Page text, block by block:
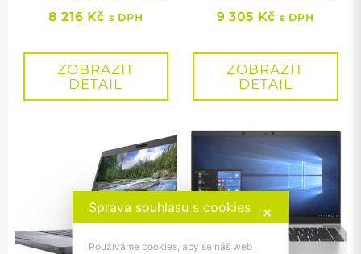
GB SSD M.2, Intel
1920×1080, Windows
10 PRO
8 216 Kč s DPH
ZOBRAZIT
DETAIL
GB SSD M.2, Intel
1920×1080, Windows
11 PRO
9 305 Kč s DPH
ZOBRAZIT
DETAIL
Správa souhlasu s cookies ✕
Používáme cookies, aby se náš web